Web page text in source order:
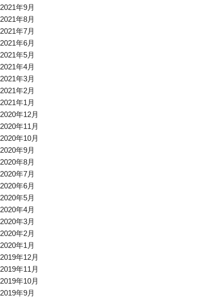
2021年9月
2021年8月
2021年7月
2021年6月
2021年5月
2021年4月
2021年3月
2021年2月
2021年1月
2020年12月
2020年11月
2020年10月
2020年9月
2020年8月
2020年7月
2020年6月
2020年5月
2020年4月
2020年3月
2020年2月
2020年1月
2019年12月
2019年11月
2019年10月
2019年9月